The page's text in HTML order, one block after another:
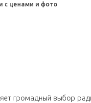
с ценами и фото
громадный выбор